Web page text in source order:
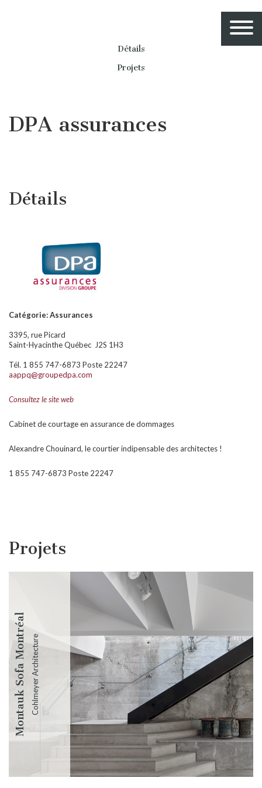
Détails
Projets
DPA assurances
Détails
Catégorie: Assurances
3395, rue Picard
Saint-Hyacinthe Québec J2S 1H3
Tél. 1 855 747-6873 Poste 22247
aappq@groupedpa.com
Consultez le site web
Cabinet de courtage en assurance de dommages
Alexandre Chouinard, le courtier indipensable des architectes !
1 855 747-6873 Poste 22247
Projets
Montauk Sofa MontréalCohlmeyer Architecture